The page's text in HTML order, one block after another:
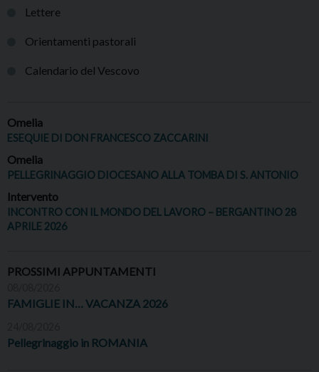
Lettere
Orientamenti pastorali
Calendario del Vescovo
Omelia
ESEQUIE DI DON FRANCESCO ZACCARINI
Omelia
PELLEGRINAGGIO DIOCESANO ALLA TOMBA DI S. ANTONIO
Intervento
INCONTRO CON IL MONDO DEL LAVORO – BERGANTINO 28
APRILE 2026
PROSSIMI APPUNTAMENTI
FAMIGLIE IN… VACANZA 2026
Pellegrinaggio in ROMANIA